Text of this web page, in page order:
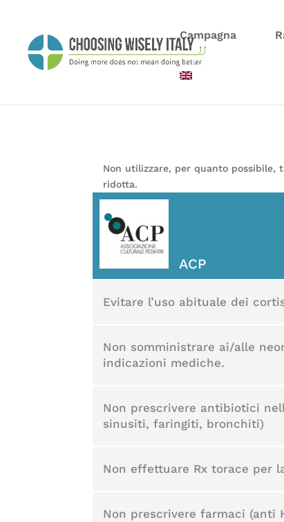
Campagna
Non utilizzare, per quanto
ridotta.
ACP
Evitare l’uso abituale dei
Non somministrare ai/alle
indicazioni mediche.
Non prescrivere antibiotici
sinusiti, faringiti, bronchiti)
Non effettuare Rx torace per
Non prescrivere farmaci (anti